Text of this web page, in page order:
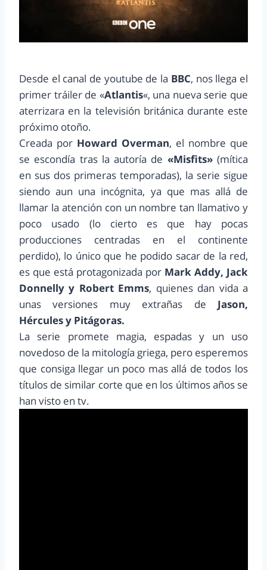
Desde el canal de youtube de la BBC, nos llega el
primer tráiler de «Atlantis«, una nueva serie que
aterrizara en la televisión británica durante este
próximo otoño.
Creada por Howard Overman, el nombre que
se escondía tras la autoría de «Misfits»(mítica
en sus dos primeras temporadas), la serie sigue
siendo aun una incógnita, ya que mas allá de
llamar la atención con un nombre tan llamativo y
poco usado (lo cierto es que hay pocas
producciones centradas en el continente
perdido), lo único que he podido sacar de la red,
es que está protagonizada por Mark Addy, Jack
Donnelly y Robert Emms, quienes dan vida a
unas versiones muy extrañas de Jason,
Hércules y Pitágoras.
La serie promete magia, espadas y un uso
novedoso de la mitología griega, pero esperemos
que consiga llegar un poco mas allá de todos los
títulos de similar corte que en los últimos años se
han visto en tv.